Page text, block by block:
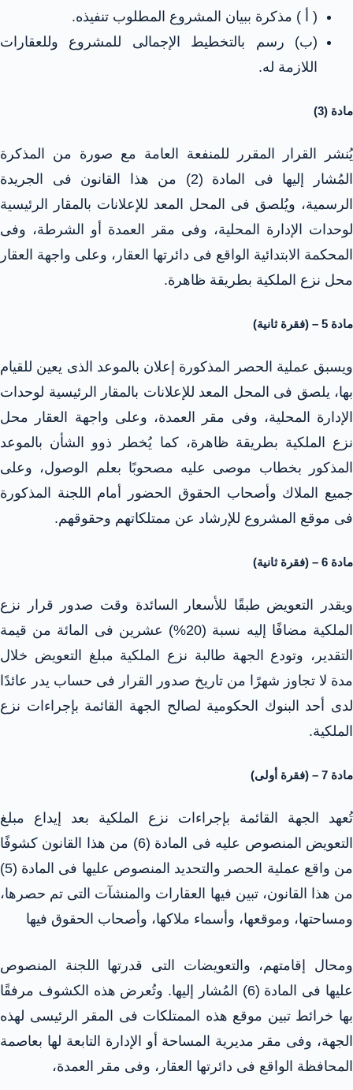
( أ ) مذكرة ببيان المشروع المطلوب تنفيذه.
(ب) رسم بالتخطيط الإجمالى للمشروع وللعقارات
اللازمة له.
مادة (3)
يُنشر القرار المقرر للمنفعة العامة مع صورة من المذكرة
المُشار إليها فى المادة (2) من هذا القانون فى الجريدة
الرسمية، ويُلصق فى المحل المعد للإعلانات بالمقار الرئيسية
لوحدات الإدارة المحلية، وفى مقر العمدة أو الشرطة، وفى
المحكمة الابتدائية الواقع فى دائرتها العقار، وعلى واجهة العقار
محل نزع الملكية بطريقة ظاهرة.
مادة 5 – (فقرة ثانية)
ويسبق عملية الحصر المذكورة إعلان بالموعد الذى يعين للقيام
بها، يلصق فى المحل المعد للإعلانات بالمقار الرئيسية لوحدات
الإدارة المحلية، وفى مقر العمدة، وعلى واجهة العقار محل
نزع الملكية بطريقة ظاهرة، كما يُخطر ذوو الشأن بالموعد
المذكور بخطاب موصى عليه مصحوبًا بعلم الوصول، وعلى
جميع الملاك وأصحاب الحقوق الحضور أمام اللجنة المذكورة
فى موقع المشروع للإرشاد عن ممتلكاتهم وحقوقهم.
مادة 6 – (فقرة ثانية)
ويقدر التعويض طبقًا للأسعار السائدة وقت صدور قرار نزع
الملكية مضافًا إليه نسبة (20%) عشرين فى المائة من قيمة
التقدير، وتودع الجهة طالبة نزع الملكية مبلغ التعويض خلال
مدة لا تجاوز شهرًا من تاريخ صدور القرار فى حساب يدر عائدًا
لدى أحد البنوك الحكومية لصالح الجهة القائمة بإجراءات نزع
الملكية.
مادة 7 – (فقرة أولى)
تُعهد الجهة القائمة بإجراءات نزع الملكية بعد إيداع مبلغ
التعويض المنصوص عليه فى المادة (6) من هذا القانون كشوفًا
من واقع عملية الحصر والتحديد المنصوص عليها فى المادة (5)
من هذا القانون، تبين فيها العقارات والمنشآت التى تم حصرها،
ومساحتها، وموقعها، وأسماء ملاكها، وأصحاب الحقوق فيها
ومحال إقامتهم، والتعويضات التى قدرتها اللجنة المنصوص
عليها فى المادة (6) المُشار إليها. وتُعرض هذه الكشوف مرفقًا
بها خرائط تبين موقع هذه الممتلكات فى المقر الرئيسى لهذه
الجهة، وفى مقر مديرية المساحة أو الإدارة التابعة لها بعاصمة
المحافظة الواقع فى دائرتها العقار، وفى مقر العمدة،